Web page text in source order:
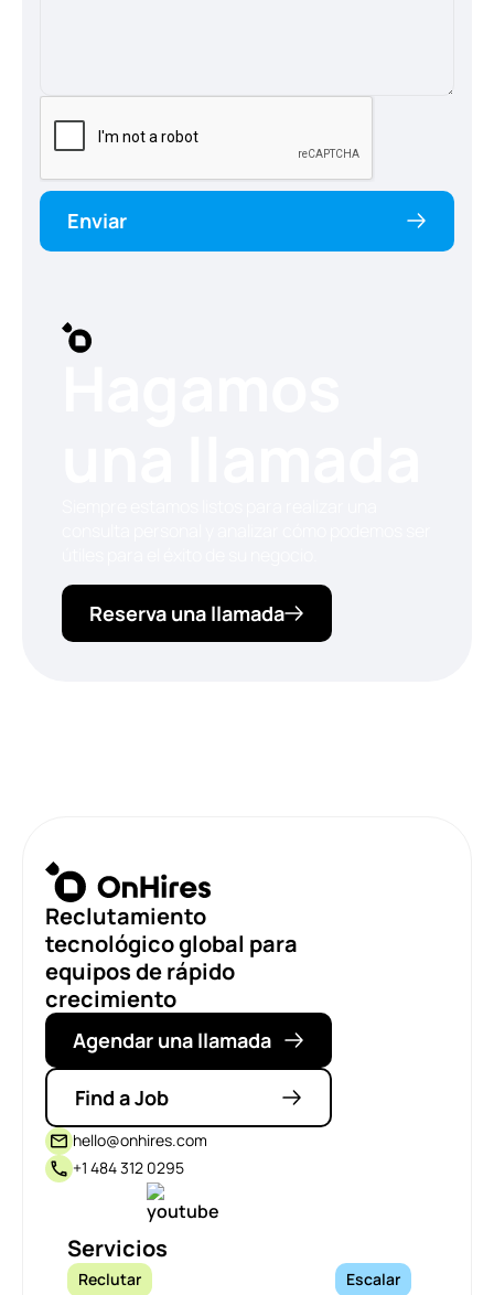
Enviar
Reserva una llamada
Reclutamiento
tecnológico global para
equipos de rápido
crecimiento
Agendar una llamada
Find a Job
hello@onhires.com
+1 484 312 0295
Servicios
Reclutar Escalar